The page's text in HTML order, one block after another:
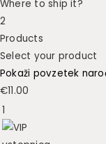
Where to ship it?
2
Products
Select your product
Pokaži povzetek
€11.00
1